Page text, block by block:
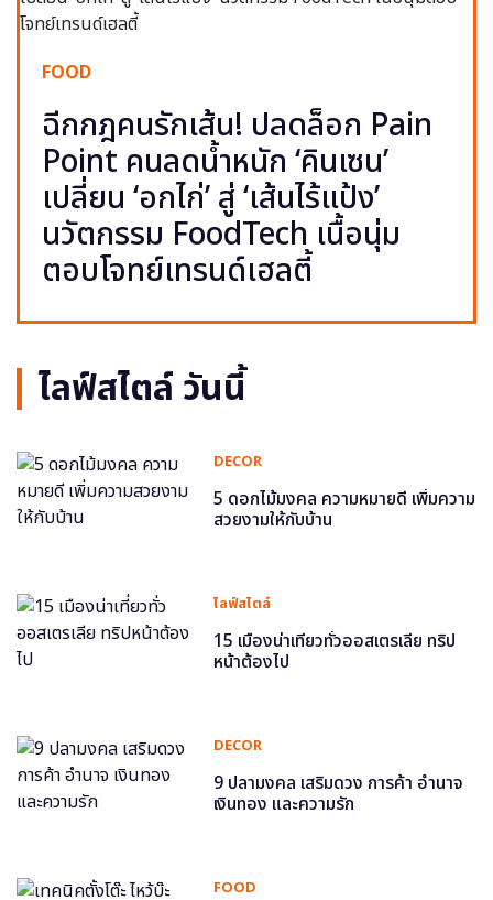
FOOD
ฉีกกฎคนรักเส้น! ปลดล็อก Pain
Point คนลดน้ำหนัก ‘คินเซน’
เปลี่ยน ‘อกไก่’ สู่ ‘เส้นไร้แป้ง’
นวัตกรรม FoodTech เนื้อนุ่ม
ตอบโจทย์เทรนด์เฮลตี้
ไลฟ์สไตล์ วันนี้
DECOR
5 ดอกไม้มงคล ความหมายดี เพิ่มความ
สวยงามให้กับบ้าน
ไลฟ์สไตล์
15 เมืองน่าเที่ยวทั่วออสเตรเลีย ทริป
หน้าต้องไป
DECOR
9 ปลามงคล เสริมดวง การค้า อำนาจ
เงินทอง และความรัก
FOOD